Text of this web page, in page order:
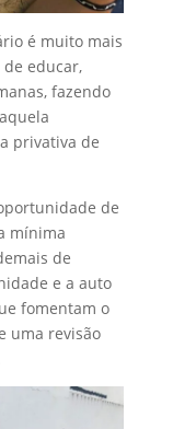
é muito mais
educar,
fazendo
privativa de
de
mínima
de
e a auto
fomentam o
uma revisão